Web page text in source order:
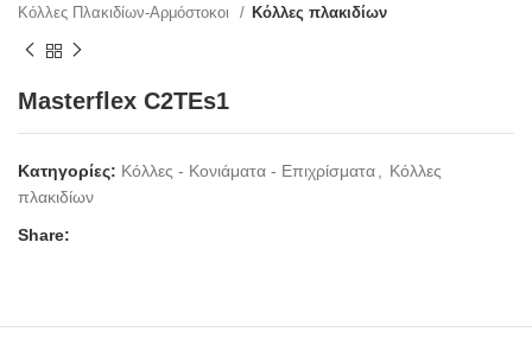
Κόλλες Πλακιδίων-Αρμόστοκοι
Κόλλες πλακιδίων
Masterflex C2TEs1
Κατηγορίες: Κόλλες - Κονιάματα - Επιχρίσματα
Κόλλες
πλακιδίων
Share: